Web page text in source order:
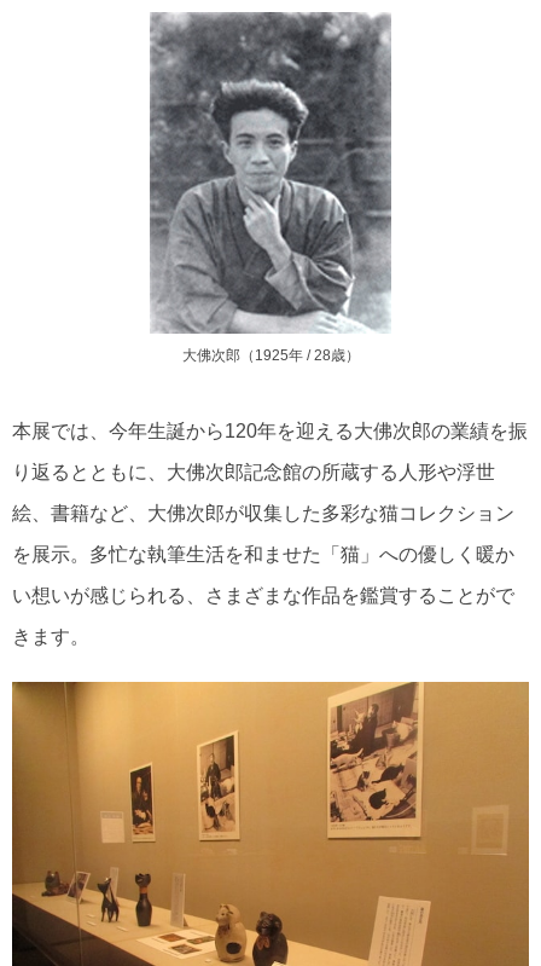
大佛次郎（1925年 / 28歳）
本展では、今年生誕から120年を迎える大佛次郎の業績を振
り返るとともに、大佛次郎記念館の所蔵する人形や浮世
絵、書籍など、大佛次郎が収集した多彩な猫コレクション
を展示。多忙な執筆生活を和ませた「猫」への優しく暖か
い想いが感じられる、さまざまな作品を鑑賞することがで
きます。